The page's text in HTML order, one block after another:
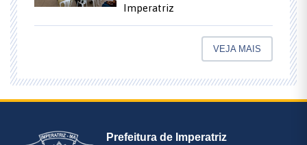
Imperatriz
VEJA MAIS
Prefeitura de Imperatriz